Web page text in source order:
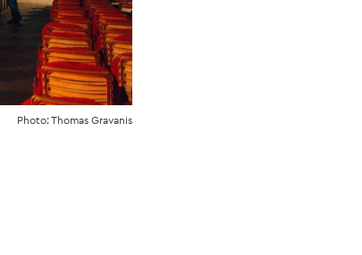
Photo: Thomas Gravanis